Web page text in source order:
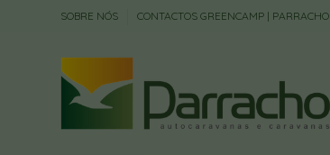
SOBRE NÓS CONTACTOS GREENCAMP | PARRACHO